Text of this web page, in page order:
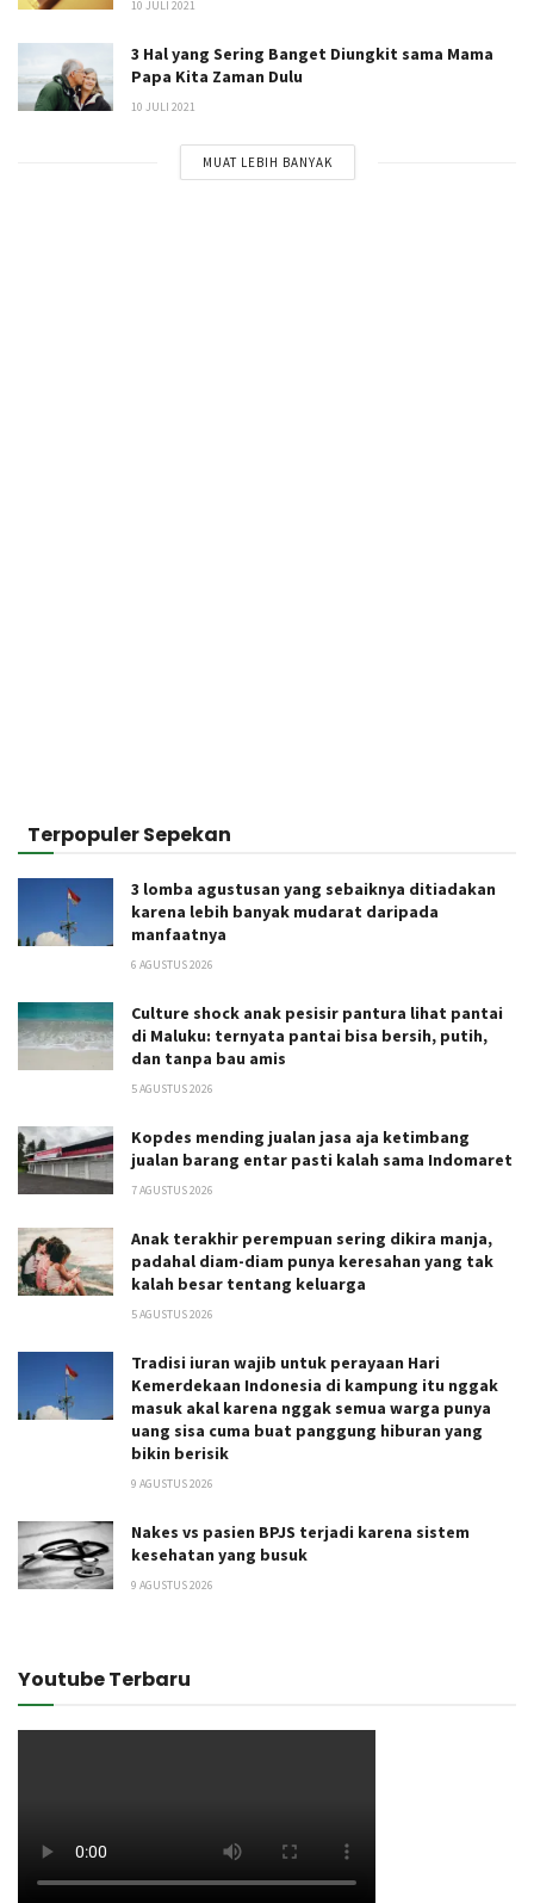
10 JULI 2021
3 Hal yang Sering Banget Diungkit sama Mama
Papa Kita Zaman Dulu
10 JULI 2021
MUAT LEBIH BANYAK
Terpopuler Sepekan
3 lomba agustusan yang sebaiknya ditiadakan
karena lebih banyak mudarat daripada
manfaatnya
6 AGUSTUS 2026
Culture shock anak pesisir pantura lihat pantai
di Maluku: ternyata pantai bisa bersih, putih,
dan tanpa bau amis
5 AGUSTUS 2026
Kopdes mending jualan jasa aja ketimbang
jualan barang entar pasti kalah sama Indomaret
7 AGUSTUS 2026
Anak terakhir perempuan sering dikira manja,
padahal diam-diam punya keresahan yang tak
kalah besar tentang keluarga
5 AGUSTUS 2026
Tradisi iuran wajib untuk perayaan Hari
Kemerdekaan Indonesia di kampung itu nggak
masuk akal karena nggak semua warga punya
uang sisa cuma buat panggung hiburan yang
bikin berisik
9 AGUSTUS 2026
Nakes vs pasien BPJS terjadi karena sistem
kesehatan yang busuk
9 AGUSTUS 2026
Youtube Terbaru